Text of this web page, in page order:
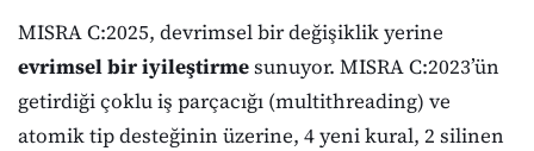
MISRA C:2025, devrimsel bir değişiklik yerine
evrimsel bir iyileştirmesunuyor. MISRA C:2023’ün
getirdiği çoklu iş parçacığı (multithreading) ve
atomik tip desteğinin üzerine, 4 yeni kural, 2 silinen